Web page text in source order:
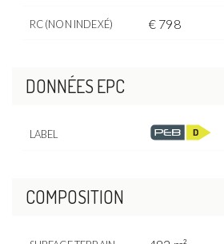
RC (NON INDEXÉ) € 798
DONNÉES EPC
LABEL
COMPOSITION